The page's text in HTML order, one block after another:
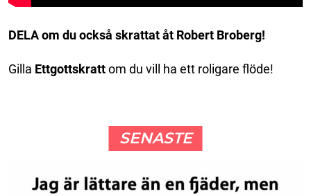
DELA om du också skrattat åt Robert Broberg!
Gilla Ettgottskrattom du vill ha ett roligare flöde!
SENASTE